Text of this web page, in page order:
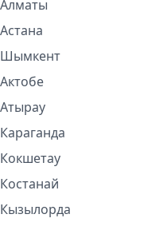
Алматы
Астана
Шымкент
Актобе
Атырау
Караганда
Кокшетау
Костанай
Кызылорда